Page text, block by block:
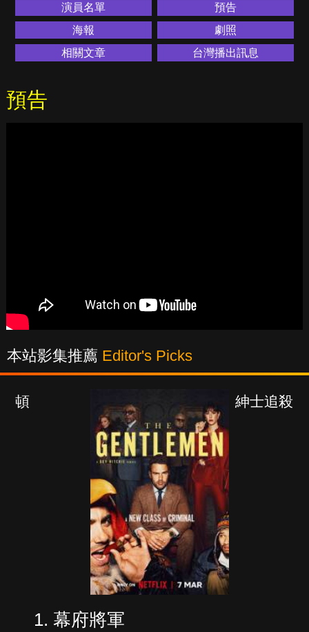
演員名單
預告
海報
劇照
相關文章
台灣播出訊息
預告
本站影集推薦 Editor's Picks
紳士追殺令
幕府將軍